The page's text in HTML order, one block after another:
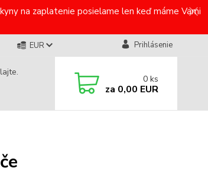
na zaplatenie posielame len keď máme Vami
EUR Prihlásenie
0 ks
za 0,00 EUR